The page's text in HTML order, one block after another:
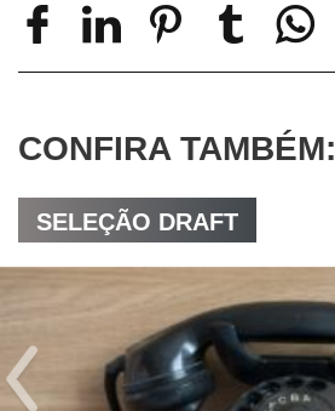
CONFIRA TAMBÉM:
SELEÇÃO DRAFT